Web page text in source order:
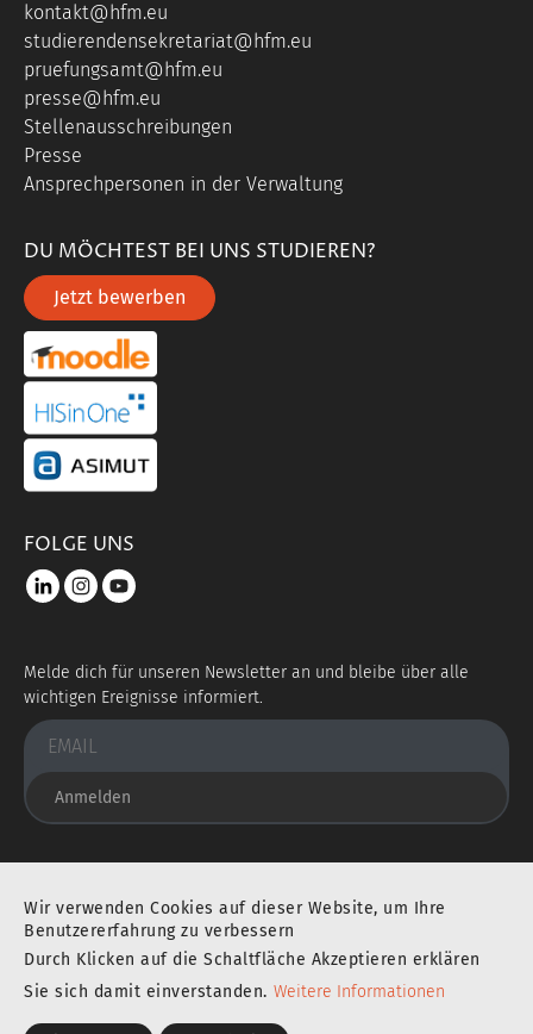
kontakt@hfm.eu
studierendensekretariat@hfm.eu
pruefungsamt@hfm.eu
presse@hfm.eu
Stellenausschreibungen
Presse
Ansprechpersonen in der Verwaltung
DU MÖCHTEST BEI UNS STUDIEREN?
Jetzt bewerben
portal link moddle
portal link hisinone
portal link asimut
FOLGE UNS
LinkedIninstagram
youtube
Melde dich für unseren Newsletter an und bleibe über alle
wichtigen Ereignisse informiert.
Anmelden
Sie befinden sich an einem ausgezeichneten Ort
IMPRESSUM DATENSCHUTZERKLÄRUNG
Wir verwenden Cookies auf dieser Website, um Ihre
Benutzererfahrung zu verbessern
Durch Klicken auf die Schaltfläche Akzeptieren erklären
Sie sich damit einverstanden. Weitere Informationen